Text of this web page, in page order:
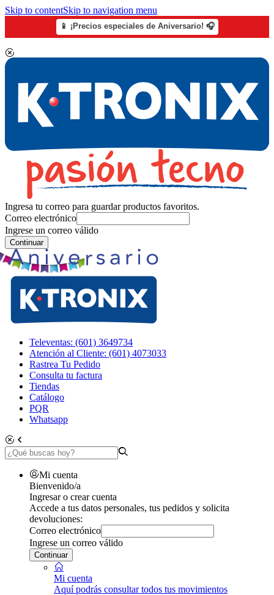
Skip to contentSkip to navigation menu
📱 ¡Precios especiales de Aniversario! 🎧
Ingresa tu correo para guardar productos favoritos.
Correo electrónico
Ingrese un correo válido
Continuar
Televentas: (601) 3649734
Atención al Cliente: (601) 4073033
Rastrea Tu Pedido
Consulta tu factura
Tiendas
Catálogo
PQR
Whatsapp
Mi cuenta
Bienvenido/a
Ingresar o crear cuenta
Accede a tus datos personales, tus pedidos y solicita
devoluciones:
Correo electrónico
Ingrese un correo válido
Continuar
Mi cuenta
Aquí podrás consultar todos tus movimientos